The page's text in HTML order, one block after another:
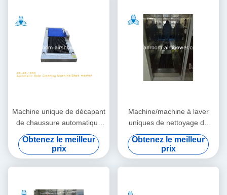
Machine unique de décapant
de chaussure automatique
pour l'industrie chimique
sans poignée
Obtenez le meilleur
prix
Machine/machine à laver
uniques de nettoyage de
nettoyage pharmaceutique
pour les produits d'entretien
industriels
Obtenez le meilleur
prix